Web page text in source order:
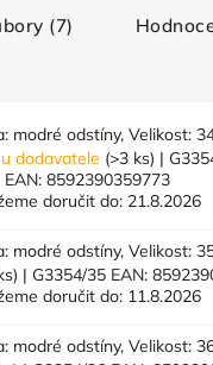
(7)
modré odstíny, Velikost:
dodavatele (>3 ks) |
EAN: 8592390359773
doručit do: 21.8.2026
modré odstíny, Velikost:
| G3354/35 EAN:
doručit do: 11.8.2026
modré odstíny, Velikost: